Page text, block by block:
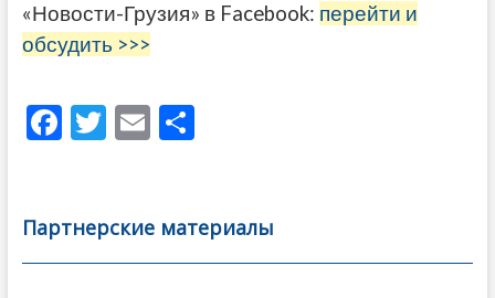
«Новости-Грузия» в Facebook: перейти и
обсудить >>>
F
b
o
T
er
E
l
О
а
в
Партнерские материалы